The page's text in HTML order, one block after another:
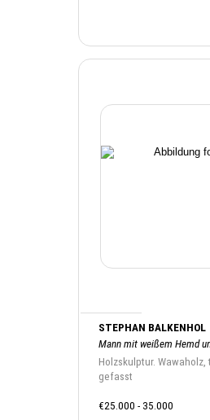
STEPHAN BALKENHOL
Mann mit weißem Hemd
Holzskulptur.
gefasst
€25.000 - 35.000